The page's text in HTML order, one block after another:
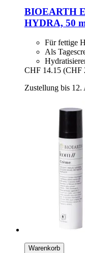
BIOEARTH
HYDRA, 50
Für fettige
Als
CHF 14.15 (CHF
Zustellung bis 12.
Warenkorb